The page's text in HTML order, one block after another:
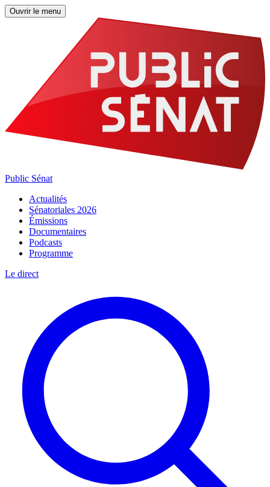
Ouvrir le menu
Public Sénat
Actualités
Sénatoriales 2026
Émissions
Documentaires
Podcasts
Programme
Le direct